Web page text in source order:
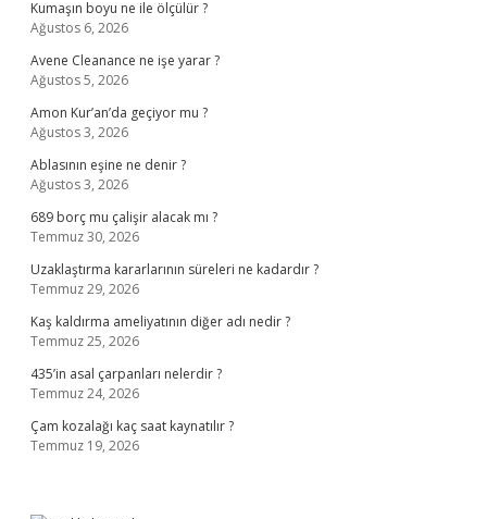
Kumaşın boyu ne ile ölçülür ?
Ağustos 6, 2026
Avene Cleanance ne işe yarar ?
Ağustos 5, 2026
Amon Kur’an’da geçiyor mu ?
Ağustos 3, 2026
Ablasının eşine ne denir ?
Ağustos 3, 2026
689 borç mu çalişir alacak mı ?
Temmuz 30, 2026
Uzaklaştırma kararlarının süreleri ne kadardır ?
Temmuz 29, 2026
Kaş kaldırma ameliyatının diğer adı nedir ?
Temmuz 25, 2026
435’in asal çarpanları nelerdir ?
Temmuz 24, 2026
Çam kozalağı kaç saat kaynatılır ?
Temmuz 19, 2026